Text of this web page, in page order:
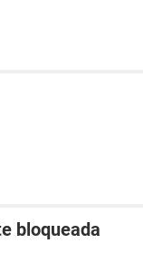
bloqueada